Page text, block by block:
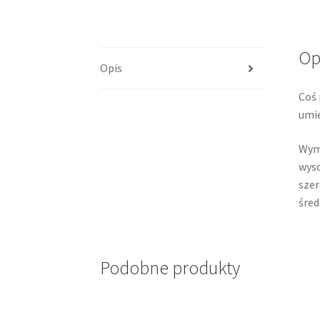
Opis
Podobne produkty